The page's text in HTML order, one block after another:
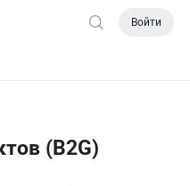
Войти
(B2G)